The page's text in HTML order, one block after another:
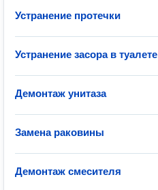
Устранение протечки
Устранение засора в туалете
Демонтаж унитаза
Замена раковины
Демонтаж смесителя